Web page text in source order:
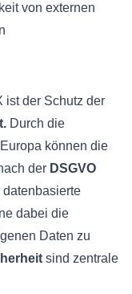
von externen
ist der Schutz der
Durch die
können die
der DSGVO
dabei die
Daten zu
sind zentrale